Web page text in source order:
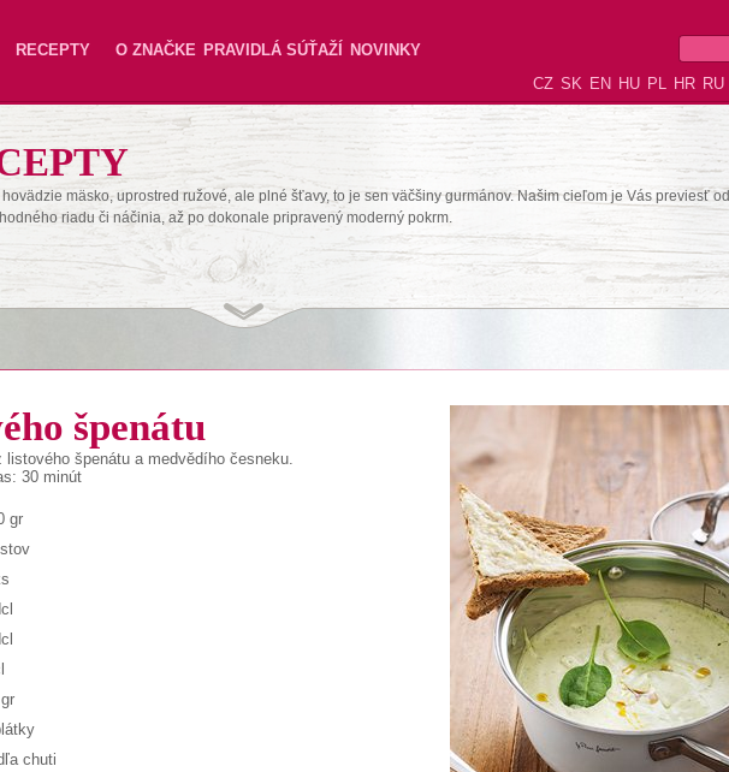
RECEPTY O ZNAČKE PRAVIDLÁ SÚŤAŽÍ
NOVINKY
CZ SK EN HU PL HR RU
mäsko, uprostred ružové, ale plné šťavy, to je sen väčšiny gurmánov. Našim cieľom je Vás previesť od
riadu či náčinia, až po dokonale pripravený moderný pokrm.
špenátu
špenátu a medvědího česneku.
30 minút
gr
chuti